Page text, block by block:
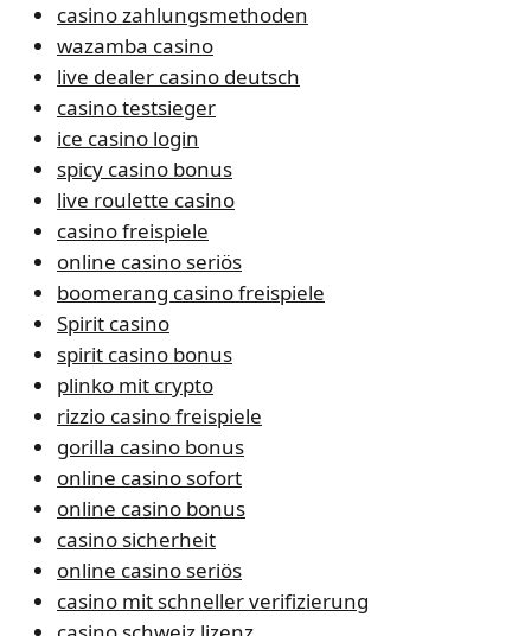
casino zahlungsmethoden
wazamba casino
live dealer casino deutsch
casino testsieger
ice casino login
spicy casino bonus
live roulette casino
casino freispiele
online casino seriös
boomerang casino freispiele
Spirit casino
spirit casino bonus
plinko mit crypto
rizzio casino freispiele
gorilla casino bonus
online casino sofort
online casino bonus
casino sicherheit
online casino seriös
casino mit schneller verifizierung